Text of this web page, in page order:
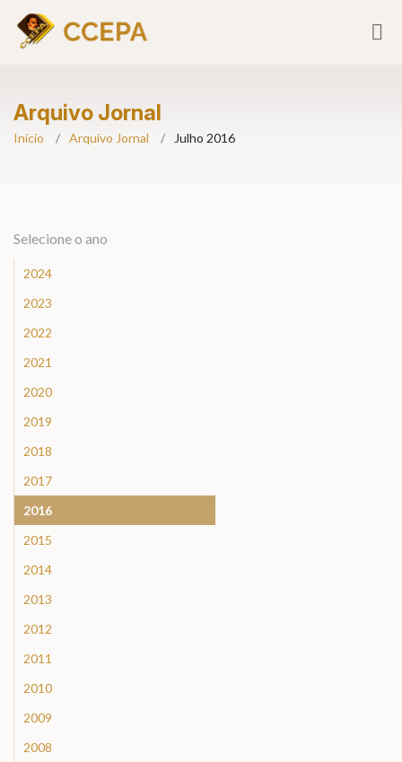
Arquivo Jornal
Início Arquivo Jornal Julho 2016
Selecione o ano
2024
2023
2022
2021
2020
2019
2018
2017
2016
2015
2014
2013
2012
2011
2010
2009
2008